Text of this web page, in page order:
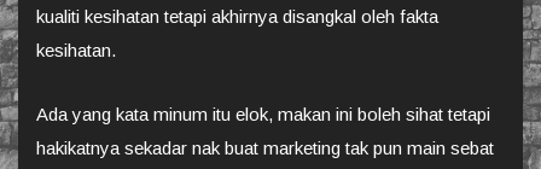
kualiti kesihatan tetapi akhirnya disangkal oleh fakta
kesihatan.
Ada yang kata minum itu elok, makan ini boleh sihat tetapi
hakikatnya sekadar nak buat marketing tak pun main sebat